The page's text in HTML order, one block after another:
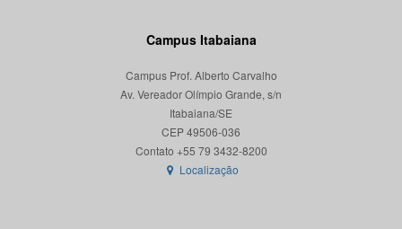
Campus Itabaiana
Campus Prof. Alberto Carvalho
Av. Vereador Olímpio Grande, s/n
Itabaiana/SE
CEP 49506-036
Localização